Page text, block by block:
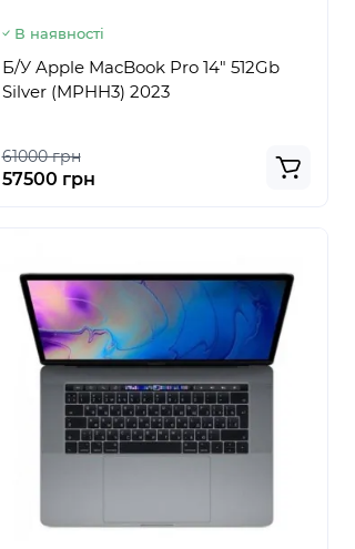
В наявності
Б/У Apple MacBook Pro 14" 512Gb
Silver (MPHH3) 2023
61000 грн
57500 грн